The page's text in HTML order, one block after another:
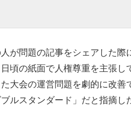
が問題の記事をシェアした
頃の紙面で人権尊重を主張
大会の運営問題を劇的に改
ルスタンダード」だと指摘し